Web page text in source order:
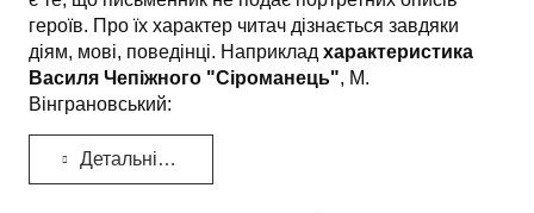
героїв. Про їх характер читач дізнається завдяки
діям, мові, поведінці. Наприклад характеристика
Василя Чепіжного "Сіроманець", М.
Вінграновський:
Детальніше...